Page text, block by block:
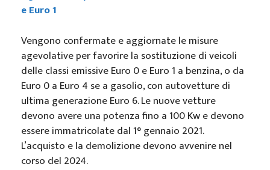
e Euro 1
Vengono confermate e aggiornate le misure
agevolative per favorire la sostituzione di veicoli
delle classi emissive Euro 0 e Euro 1 a benzina, o da
Euro 0 a Euro 4 se a gasolio, con autovetture di
ultima generazione Euro 6. Le nuove vetture
devono avere una potenza fino a 100 Kw e devono
essere immatricolate dal 1° gennaio 2021.
L’acquisto e la demolizione devono avvenire nel
corso del 2024.